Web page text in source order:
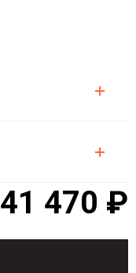
41 470 ₽